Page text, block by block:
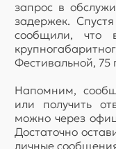
запрос в
задержек.
сообщили, что
Фестивальной, 75
Напомним,
или получить
можно через
Достаточно
личные